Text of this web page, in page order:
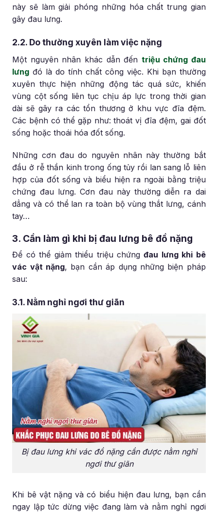
này sẽ làm giải phóng những hóa chất trung gian
gây đau lưng.
2.2. Do thường xuyên làm việc nặng
Một nguyên nhân khác dẫn đến triệu chứng đau
lưng đó là do tính chất công việc. Khi bạn thường
xuyên thực hiện những động tác quá sức, khiến
vùng cột sống liên tục chịu áp lực trong thời gian
dài sẽ gây ra các tổn thương ở khu vực đĩa đệm.
Các bệnh có thể gặp như: thoát vị đĩa đệm, gai đốt
sống hoặc thoái hóa đốt sống.
Những cơn đau do nguyên nhân này thường bắt
đầu ở rễ thần kinh trong ống tủy rồi lan sang lỗ liên
hợp của đốt sống và biểu hiện ra ngoài bằng triệu
chứng đau lưng. Cơn đau này thường diễn ra dai
dẳng và có thể lan ra toàn bộ vùng thắt lưng, cánh
tay…
3. Cần làm gì khi bị đau lưng bê đồ nặng
Để có thể giảm thiểu triệu chứngđau lưng khi bê
vác vật nặng, bạn cần áp dụng những biện pháp
sau:
3.1. Nằm nghỉ ngơi thư giãn
Bị đau lưng khi vác đồ nặng cần được nằm nghỉ
ngơi thư giãn
Khi bê vật nặng và có biểu hiện đau lưng, bạn cần
ngay lập tức dừng việc đang làm và nằm nghỉ ngơi